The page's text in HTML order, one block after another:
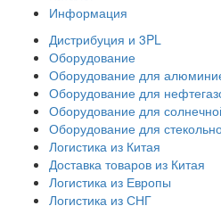
Информация
Дистрибуция и 3PL
Оборудование
Оборудование для
Оборудование для
Оборудование для
Оборудование для
Логистика из Китая
Доставка товаров из Китая
Логистика из Европы
Логистика из СНГ